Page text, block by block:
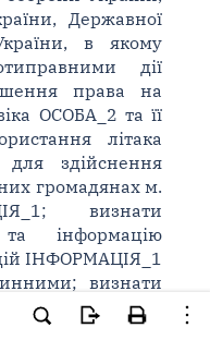
Державної
в якому
дії
права на
ОСОБА_2 та її
літака
здійснення
громадянах м.
визнати
інформацію
ІНФОРМАЦІЯ_1
визнати
щодо
та моральної